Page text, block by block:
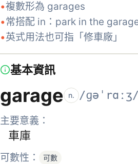
•複數形為 garages
•常搭配 in：park in the
•英式用法也可指「修車廠」
基本資訊
garage n. /ɡəˈrɑːʒ/
主要意義：
車庫
可數性： 可數